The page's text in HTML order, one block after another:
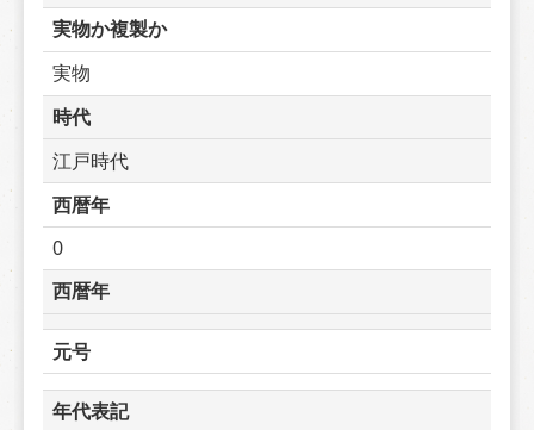
実物か複製か
実物
時代
江戸時代
西暦年
0
西暦年
元号
年代表記